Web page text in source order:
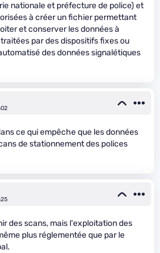
nationale et préfecture de police) et
à créer un fichier permettant
et conserver les données à
par des dispositifs fixes ou
des données signalétiques
ce qui empêche que les données
de stationnement des polices
des scans, mais l'exploitation des
plus réglementée que par le